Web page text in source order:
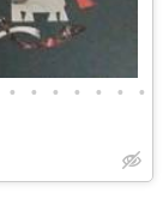
• • • • • • •